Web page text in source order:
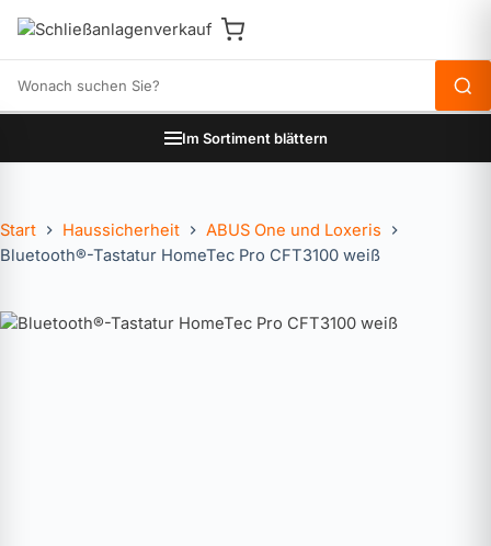
Im Sortiment blättern
Start Haussicherheit
ABUS One und Loxeris
Bluetooth®-Tastatur HomeTec Pro CFT3100 weiß